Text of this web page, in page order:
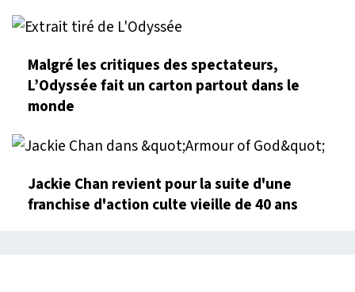
Malgré les critiques des spectateurs,
L’Odyssée fait un carton partout dans le
monde
Jackie Chan revient pour la suite d'une
franchise d'action culte vieille de 40 ans